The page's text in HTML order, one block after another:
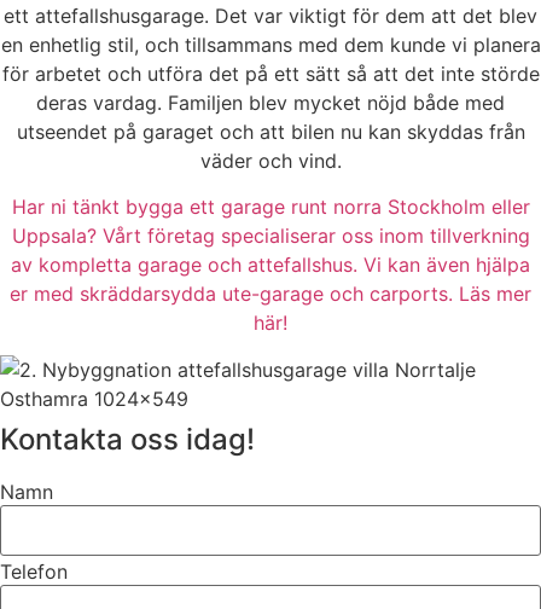
ett attefallshusgarage. Det var viktigt för dem att det blev
en enhetlig stil, och tillsammans med dem kunde vi planera
för arbetet och utföra det på ett sätt så att det inte störde
deras vardag. Familjen blev mycket nöjd både med
utseendet på garaget och att bilen nu kan skyddas från
väder och vind.
Har ni tänkt bygga ett garage runt norra Stockholm eller
Uppsala? Vårt företag specialiserar oss inom tillverkning
av kompletta garage och attefallshus. Vi kan även hjälpa
er med skräddarsydda ute-garage och carports. Läs mer
här!
Kontakta oss idag!
Namn
Telefon